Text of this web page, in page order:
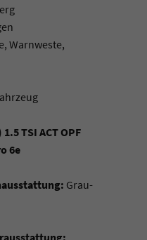
Warnweste,
TSI ACT OPF
6e
Grau-